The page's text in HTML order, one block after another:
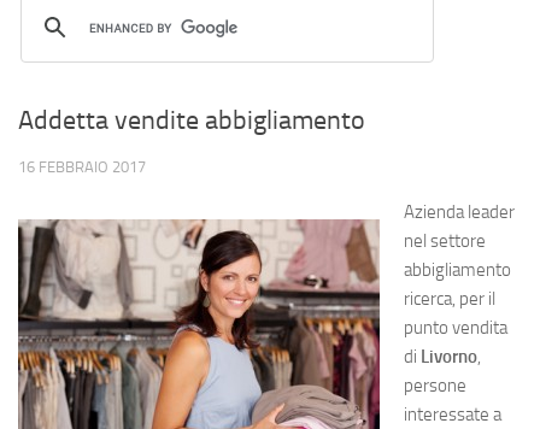
Addetta vendite abbigliamento
16 FEBBRAIO 2017
Azienda leader
nel settore
abbigliamento
ricerca, per il
punto vendita
di Livorno,
persone
interessate a